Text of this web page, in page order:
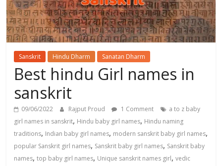
Sanskrit Hindu Dharm Sanatan Dharm
Best hindu Girl names in
sanskrit
09/06/2022 Rajput Proud 1 Comment
a to z baby
girl names in sanskrit, Hindu baby girl names, Hindu naming
traditions, Indian baby girl names, modern sanskrit baby girl names,
popular Sanskrit girl names, Sanskrit baby girl names, Sanskrit baby
names,top baby girl names, Unique sanskrit names girl,vedic